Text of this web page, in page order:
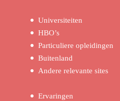
Universiteiten
HBO’s
Particuliere opleidingen
Buitenland
Andere relevante sites
Ervaringen